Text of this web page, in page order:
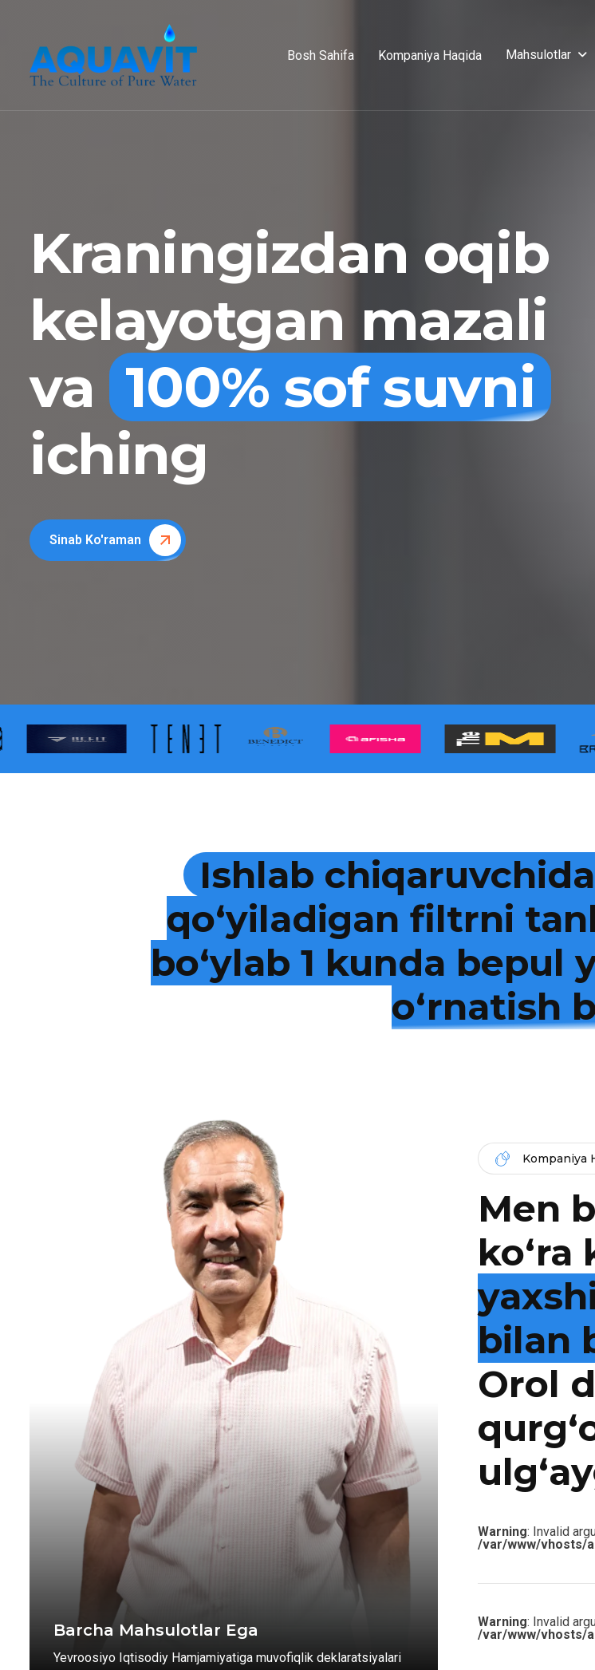
Bosh Sahifa Kompaniya Haqida Mahsulotlar
Kraningizdan oqib
kelayotgan mazali
va 100% sof suvni
iching
Sinab Ko'raman
Ishlab
qo‘yiladigan filtrni
bo‘ylab 1 kunda bepul
o‘rnatish
Barcha Mahsulotlar Ega
Yevroosiyo Iqtisodiy Hamjamiyatiga muvofiqlik deklaratsiyalari
Kompaniya
Men
ko‘ra
bilan
Orol
Warning: Invalid
/var/www/vhosts/
Warning: Invalid
/var/www/vhosts/